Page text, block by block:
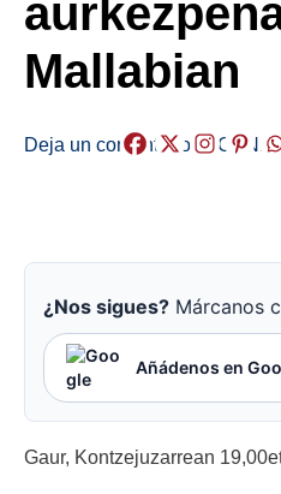
Mallabian
Deja un comentario /
¿Nos sigues? Márcanos
Añádenos en
Gaur, Kontzejuzarrean